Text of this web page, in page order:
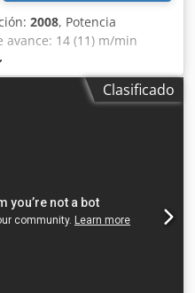
2008, Potencia
avance: 14 (11) m/min
del canto: 0,4 - 8 mm
x 45 / 0,8 x 65 mm
/ 100 mm Altura de
x 1560 x 2300 mm
Proveedor
Clasificado